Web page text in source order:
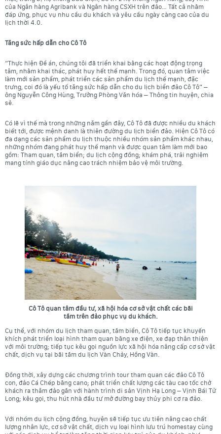
của Ngân hàng Agribank và Ngân hàng CSXH trên đảo… Tất cả nhằm
đáp ứng, phục vụ nhu cầu du khách và yêu cầu ngày càng cao của du
lịch thời 4.0.
Tăng sức hấp dẫn cho Cô Tô
“Thực hiện Đề án, chúng tôi đã triển khai bằng các hoạt động trọng
tâm, nhằm khai thác, phát huy hết thế mạnh. Trong đó, quan tâm việc
làm mới sản phẩm, phát triển các sản phẩm du lịch thế mạnh, đặc
trưng, coi đó là yếu tố tăng sức hấp dẫn cho du lịch biển đảo Cô Tô” –
ông Nguyễn Công Hùng, Trưởng Phòng Văn hóa – Thông tin huyện, chia
sẻ.
Có lẽ vì thế mà trong những năm gần đây, Cô Tô đã được nhiều du khách
biết tới, được mệnh danh là thiên đường du lịch biển đảo. Hiện Cô Tô có
đa dạng các sản phẩm du lịch thuộc nhiều nhóm sản phẩm khác nhau,
những nhóm đang phát huy thế mạnh và được quan tâm làm mới bao
gồm: Tham quan, tắm biển; du lịch cộng đồng; khám phá, trải nghiệm
mang tính giáo dục nâng cao trách nhiệm bảo vệ môi trường.
Cô Tô quan tâm đầu tư, xã hội hóa cơ sở vật chất các bãi
tắm trên đảo phục vụ du khách.
Cụ thể, với nhóm du lịch tham quan, tắm biển, Cô Tô tiếp tục khuyến
khích phát triển loại hình tham quan bằng xe điện, xe đạp thân thiện
với môi trường; tiếp tục kêu gọi nguồn lực xã hội hóa nâng cấp cơ sở vật
chất, dịch vụ tại bãi tắm du lịch Vàn Chảy, Hồng Vàn.
Đồng thời, xây dựng các chương trình tour tham quan các đảo Cô Tô
con, đảo Cá Chép bằng cano; phát triển chất lượng các tàu cao tốc chở
khách ra thăm đảo gắn với hành trình di sản Vịnh Hạ Long – Vịnh Bái Tử
Long; kêu gọi, thu hút nhà đầu tư mở đường bay thủy phi cơ ra đảo.
Với nhóm du lịch cộng đồng, huyện sẽ tiếp tục ưu tiên nâng cao chất
lượng nhân lực, cơ sở vật chất, dịch vụ loại hình lưu trú homestay cùng